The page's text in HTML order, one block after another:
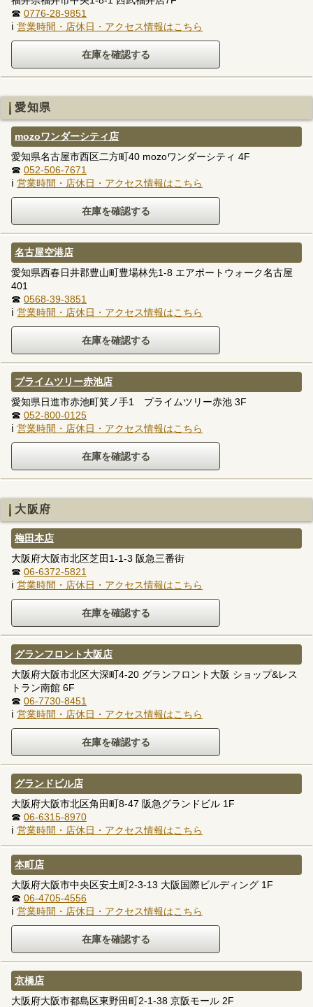
☎ 0776-28-9851
ℹ 営業時間・店休日・アクセス情報はこちら
愛知県
mozoワンダーシティ店
愛知県名古屋市西区二方町40 mozoワンダーシティ 4F
☎ 052-506-7671
ℹ 営業時間・店休日・アクセス情報はこちら
名古屋空港店
愛知県西春日井郡豊山町豊場林先1-8 エアポートウォーク名古屋
401
☎ 0568-39-3851
ℹ 営業時間・店休日・アクセス情報はこちら
プライムツリー赤池店
愛知県日進市赤池町箕ノ手1 プライムツリー赤池 3F
☎ 052-800-0125
ℹ 営業時間・店休日・アクセス情報はこちら
大阪府
梅田本店
大阪府大阪市北区芝田1-1-3 阪急三番街
☎ 06-6372-5821
ℹ 営業時間・店休日・アクセス情報はこちら
グランフロント大阪店
大阪府大阪市北区大深町4-20 グランフロント大阪 ショップ&レス
トラン南館 6F
☎ 06-7730-8451
ℹ 営業時間・店休日・アクセス情報はこちら
グランドビル店
大阪府大阪市北区角田町8-47 阪急グランドビル 1F
☎ 06-6315-8970
ℹ 営業時間・店休日・アクセス情報はこちら
本町店
大阪府大阪市中央区安土町2-3-13 大阪国際ビルディング 1F
☎ 06-4705-4556
ℹ 営業時間・店休日・アクセス情報はこちら
京橋店
大阪府大阪市都島区東野田町2-1-38 京阪モール 2F